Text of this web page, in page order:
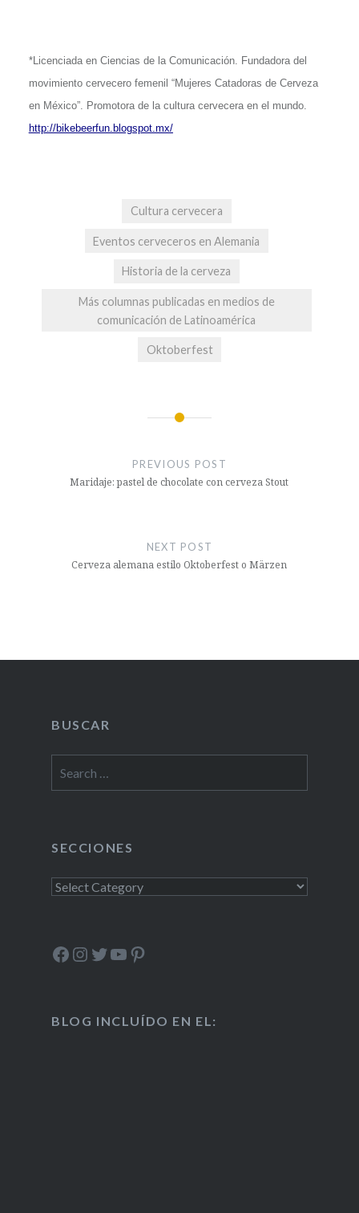
*Licenciada en Ciencias de la Comunicación. Fundadora del
movimiento cervecero femenil “Mujeres Catadoras de Cerveza
en México”. Promotora de la cultura cervecera en el mundo.
http://bikebeerfun.blogspot.mx/
Cultura cervecera
Eventos cerveceros en Alemania
Historia de la cerveza
Más columnas publicadas en medios de
comunicación de Latinoamérica
Oktoberfest
PREVIOUS POST
Maridaje: pastel de chocolate con cerveza Stout
NEXT POST
Cerveza alemana estilo Oktoberfest o Märzen
BUSCAR
for:
SECCIONES
Secciones
Facebook
Instagram
Twitter
YouTube
Pinterest
BLOG INCLUÍDO EN EL: